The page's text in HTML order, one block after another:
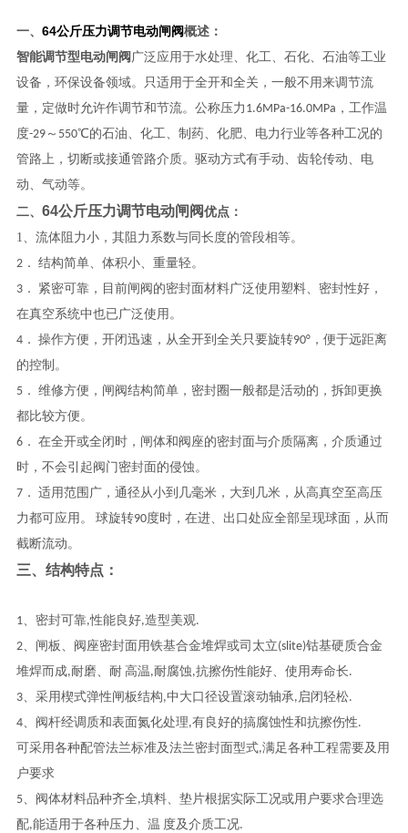
一、 64公斤压力调节电动闸阀概述：
智能调节型电动闸阀 广泛应用于水处理、化工、石化、石油等工业
设备，环保设备领域。 只适用于全开和全关，一般不用来调节流
量，定做时允许作调节和节流。公称压力1.6MPa-16.0MPa，工作温
度-29～550℃的石油、化工、制药、化肥、电力行业等各种工况的
管路上，切断或接通管路介质。驱动方式有手动、齿轮传动、电
动、气动等。
二、 64公斤压力调节电动闸阀优点：
1、 流体阻力小，其阻力系数与同长度的管段相等。
2． 结构简单、体积小、重量轻。
3． 紧密可靠，目前闸阀的密封面材料广泛使用塑料、密封性好，
在真空系统中也已广泛使用。
4． 操作方便，开闭迅速， 从全开到全关只要旋转90°，便于远距离
的控制。
5． 维修方便，闸阀结构简单，密封圈一般都是活动的，拆卸更换
都比较方便。
6． 在全开或全闭时，闸体和阀座的密封面与介质隔离，介质通过
时，不会引起阀门密封面的侵蚀。
7． 适用范围广，通径从小到几毫米，大到几米，从高真空至高压
力都可应用。 球旋转90度时，在进、出口处应全部呈现球面，从而
截断流动。
三、​结构特点：
1、密封可靠,性能良好,造型美观.
2、 闸板、阀座密封面用铁基合金堆焊或司太立(slite)钴基硬质合金
堆焊而成,耐磨、耐 高温,耐腐蚀,抗擦伤性能好、使用寿命长.
3、采用楔式弹性闸板结构,中大口径设置滚动轴承,启闭轻松.
4、 阀杆经调质和表面氮化处理,有良好的搞腐蚀性和抗擦伤性.
可采用各种配管法兰标准及法兰密封面型式,满足各种工程需要及用
户要求
5、 阀体材料品种齐全,填料、垫片根据实际工况或用户要求合理选
配,能适用于各种压力、温 度及介质工况.